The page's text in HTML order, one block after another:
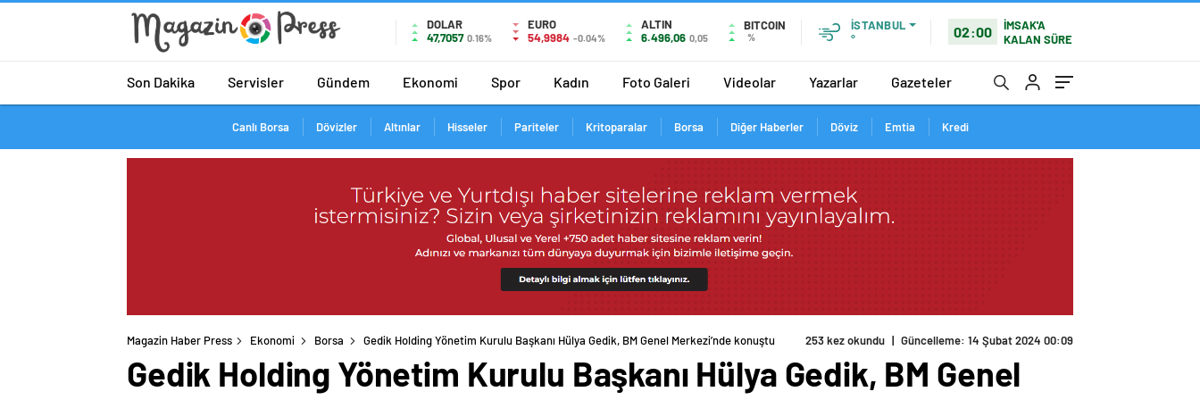
DOLAR
47,7057 0.16%
EURO
54,9984 -0.04%
ALTIN
6.496,06 0,05
BITCOIN
%
İSTANBUL
°
02:00
İMSAK'A
KALAN SÜRE
Son Dakika Servisler Gündem Ekonomi Spor Kadın Foto Galeri Videolar Yazarlar Gazeteler
Canlı Borsa Dövizler Altınlar Hisseler Pariteler Kritoparalar Borsa Diğer Haberler Döviz Emtia Kredi
Magazin Haber Press Ekonomi Borsa Gedik Holding Yönetim Kurulu Başkanı Hülya Gedik, BM Genel Merkezi’nde konuştu 253 kez okundu | Güncelleme: 14 Şubat 2024 00:09
Gedik Holding Yönetim Kurulu Başkanı Hülya Gedik, BM Genel